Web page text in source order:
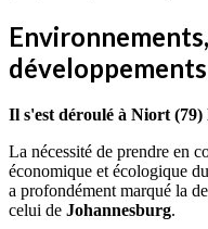
développements
Il s'est déroulé à Niort (79)
La nécessité de prendre en
économique et écologique
a profondément marqué la
celui de Johannesburg.